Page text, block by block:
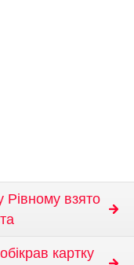
Рівному взято
картку